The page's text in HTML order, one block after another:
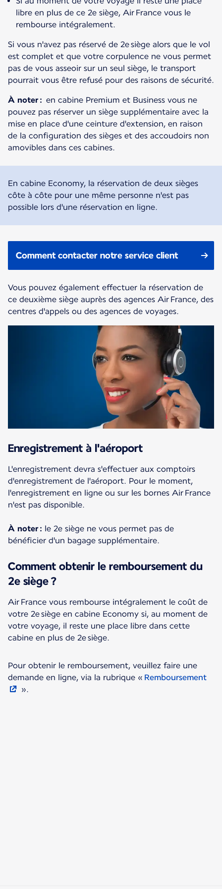
libre en plus de ce 2e siège, Air France vous le
rembourse intégralement.
Si vous n'avez pas réservé de 2e siège alors que le vol
est complet et que votre corpulence ne vous permet
pas de vous asseoir sur un seul siège, le transport
pourrait vous être refusé pour des raisons de sécurité.
À noter : en cabine Premium et Business vous ne
pouvez pas réserver un siège supplémentaire avec la
mise en place d'une ceinture d'extension, en raison
de la configuration des sièges et des accoudoirs non
amovibles dans ces cabines.
En cabine Economy, la réservation de deux sièges
côte à côte pour une même personne n'est pas
possible lors d'une réservation en ligne.
Comment contacter notre service client
Vous pouvez également effectuer la réservation de
ce deuxième siège auprès des agences Air France, des
centres d'appels ou des agences de voyages.
Enregistrement à l'aéroport
L'enregistrement devra s'effectuer aux comptoirs
d'enregistrement de l'aéroport. Pour le moment,
l'enregistrement en ligne ou sur les bornes Air France
n'est pas disponible.
À noter : le 2e siège ne vous permet pas de
bénéficier d'un bagage supplémentaire.
Comment obtenir le remboursement du
2e siège ?
Air France vous rembourse intégralement le coût de
votre 2e siège en cabine Economy si, au moment de
votre voyage, il reste une place libre dans cette
cabine en plus de 2e siège.
Pour obtenir le remboursement, veuillez faire une
demande en ligne, via la rubrique « Remboursement
».